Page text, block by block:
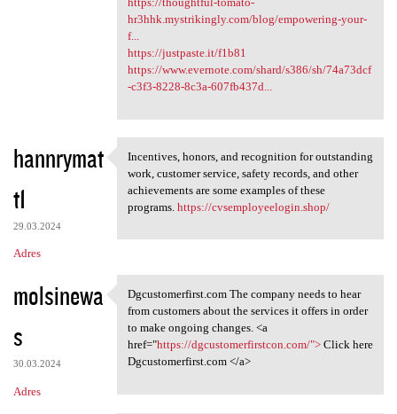
hr3hhk.mystrikingly.com/blog/empowering-your-
f...
https://justpaste.it/f1b81
https://www.evernote.com/shard/s386/sh/74a73dcf
-c3f3-8228-8c3a-607fb437d...
hannrymat
t1
29.03.2024
Adres
Incentives, honors, and
Incentives, honors, and recognition for outstanding
work, customer service, safety records, and other
achievements are some examples of these
programs. https://cvsemployeelogin.shop/
molsinewa
s
30.03.2024
Adres
Dgcustomerfirst.com The
Dgcustomerfirst.com The company needs to hear
from customers about the services it offers in order
to make ongoing changes. <a
href="https://dgcustomerfirstcon.com/">Click here
Dgcustomerfirst.com </a>